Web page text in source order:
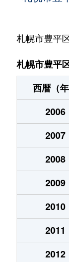
月寒中央通
月寒中央通
月寒中央通
月寒中央通
月寒中央通
月寒中央通
月寒中央通
月寒西１条
月寒西１条
月寒西１条
札幌市豊平
札幌市豊平
西暦（年
2006
2007
2008
2009
2010
2011
2012